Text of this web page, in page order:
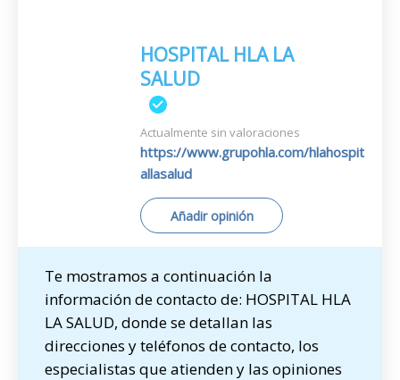
HOSPITAL HLA LA
SALUD
Actualmente sin valoraciones
https://www.grupohla.com/hlahospit
allasalud
Añadir opinión
Te mostramos a continuación la
información de contacto de: HOSPITAL HLA
LA SALUD, donde se detallan las
direcciones y teléfonos de contacto, los
especialistas que atienden y las opiniones